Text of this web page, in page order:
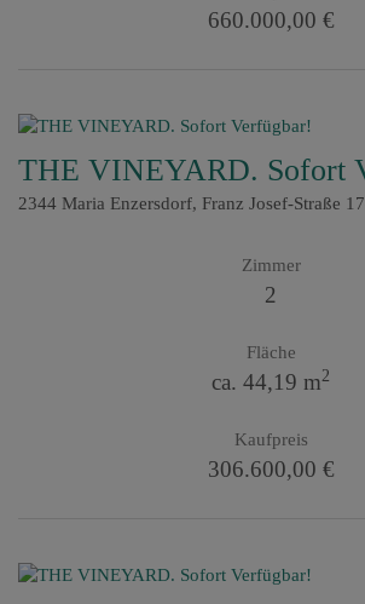
660.000,00 €
THE VINEYARD. Sofort
2344 Maria Enzersdorf, Franz Josef-Straße
Zimmer
2
Fläche
ca. 44,19 m2
Kaufpreis
306.600,00 €